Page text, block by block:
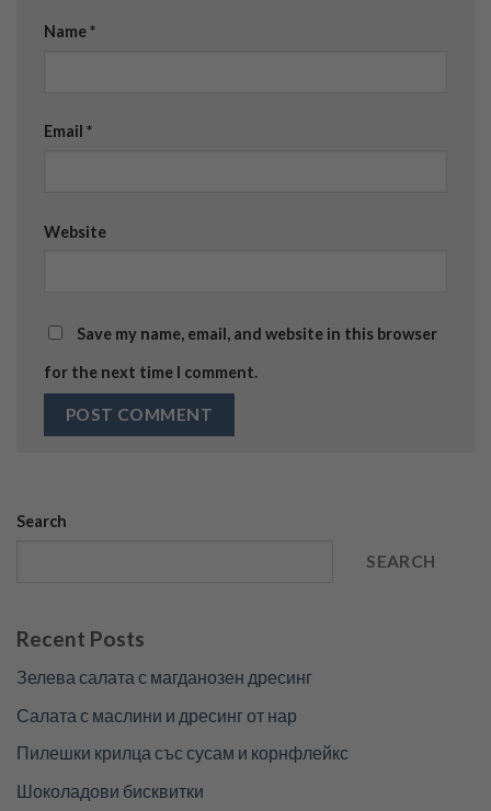
Name*
Email *
Website
Save my name, email, and website in this browser
for the next time I comment.
Search
SEARCH
Recent Posts
Зелева салата с магданозен дресинг
Салата с маслини и дресинг от нар
Пилешки крилца със сусам и корнфлейкс
Шоколадови бисквитки